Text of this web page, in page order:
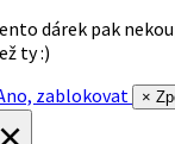
dárek pak
ty :)
zablokovat
×